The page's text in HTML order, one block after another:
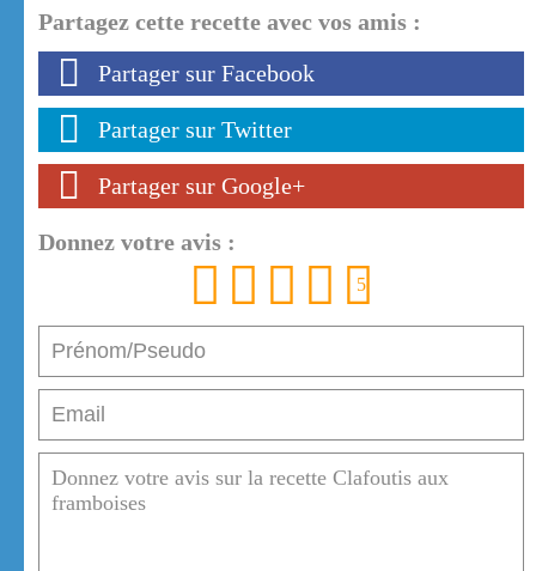
Partagez cette recette avec vos amis :
Partager sur Facebook
Partager sur Twitter
Partager sur Google+
Donnez votre avis :
5